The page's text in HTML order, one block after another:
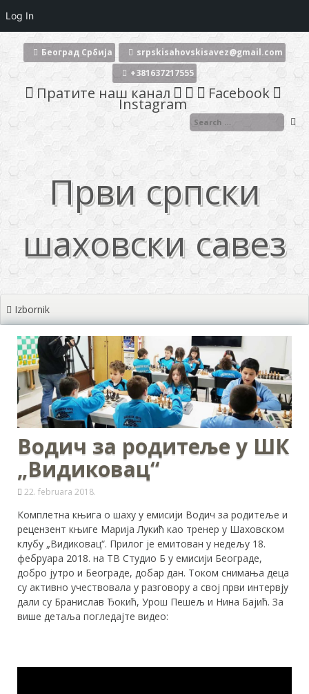
na
sadržaj
Београд Србија
srpskisahovskisavez@gmail.com
+381637217555
Пратите наш канал Facebook
Instagram
Први српски
шаховски савез
Izbornik
Водич за родитеље у ШК
„Видиковац“
22. februara 2018.
Комплетна књига о шаху у емисији Водич за родитеље и
рецензент књиге Марија Лукић као тренер у Шаховском
клубу „Видиковац“. Прилог је емитован у недељу 18.
фебруара 2018. на ТВ Студио Б у емисији Београде,
добро јутро и Београде, добар дан. Током снимања деца
су активно учествовала у разговору а свој први интервју
дали су Бранислав Ђокић, Урош Пешељ и Нина Бајић. За
више детаља погледајте видео:
Log In